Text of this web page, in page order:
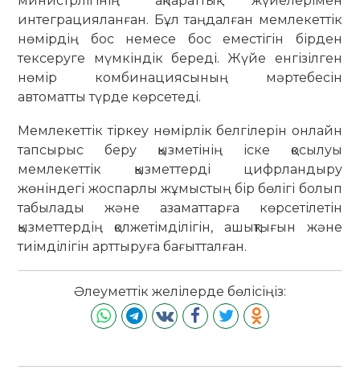
интеграцияланған. Бұл таңдалған мемлекеттік
нөмірдің бос немесе бос еместігін бірден
тексеруге мүмкіндік береді. Жүйе енгізілген
нөмір комбинациясының мәртебесін
автоматты түрде көрсетеді.
Мемлекеттік тіркеу нөмірлік белгілерін онлайн
тапсырыс беру қызметінің іске қосылуы
мемлекеттік қызметтерді цифрландыру
жөніндегі жоспарлы жұмыстың бір бөлігі болып
табылады және азаматтарға көрсетілетін
қызметтердің қолжетімділігін, ашықтығын және
тиімділігін арттыруға бағытталған.
Әлеуметтік желілерде бөлісіңіз: